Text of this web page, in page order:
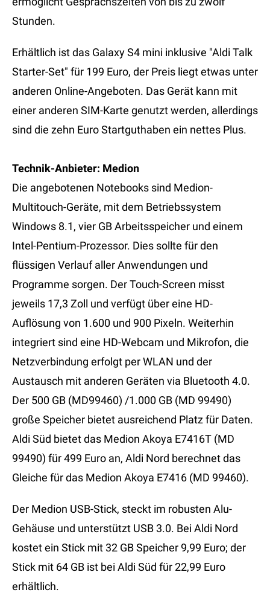
Stunden.
Erhältlich ist das Galaxy S4 mini inklusive "Aldi Talk
Starter-Set" für 199 Euro, der Preis liegt etwas unter
anderen Online-Angeboten. Das Gerät kann mit
einer anderen SIM-Karte genutzt werden, allerdings
sind die zehn Euro Startguthaben ein nettes Plus.
Technik-Anbieter: Medion
Die angebotenen Notebooks sind Medion-
Multitouch-Geräte, mit dem Betriebssystem
Windows 8.1, vier GB Arbeitsspeicher und einem
Intel-Pentium-Prozessor. Dies sollte für den
flüssigen Verlauf aller Anwendungen und
Programme sorgen. Der Touch-Screen misst
jeweils 17,3 Zoll und verfügt über eine HD-
Auflösung von 1.600 und 900 Pixeln. Weiterhin
integriert sind eine HD-Webcam und Mikrofon, die
Netzverbindung erfolgt per WLAN und der
Austausch mit anderen Geräten via Bluetooth 4.0.
Der 500 GB (MD99460) /1.000 GB (MD 99490)
große Speicher bietet ausreichend Platz für Daten.
Aldi Süd bietet das Medion Akoya E7416T (MD
99490) für 499 Euro an, Aldi Nord berechnet das
Gleiche für das Medion Akoya E7416 (MD 99460).
Der Medion USB-Stick, steckt im robusten Alu-
Gehäuse und unterstützt USB 3.0. Bei Aldi Nord
kostet ein Stick mit 32 GB Speicher 9,99 Euro; der
Stick mit 64 GB ist bei Aldi Süd für 22,99 Euro
erhältlich.